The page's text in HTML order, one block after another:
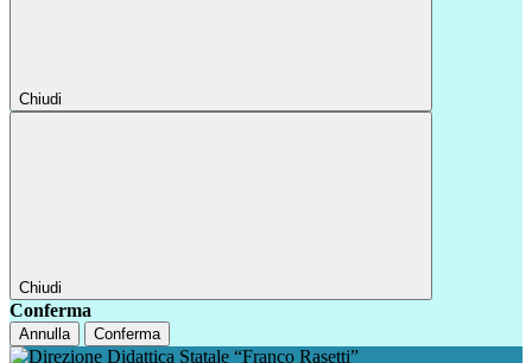
Chiudi
Chiudi
Conferma
Annulla Conferma